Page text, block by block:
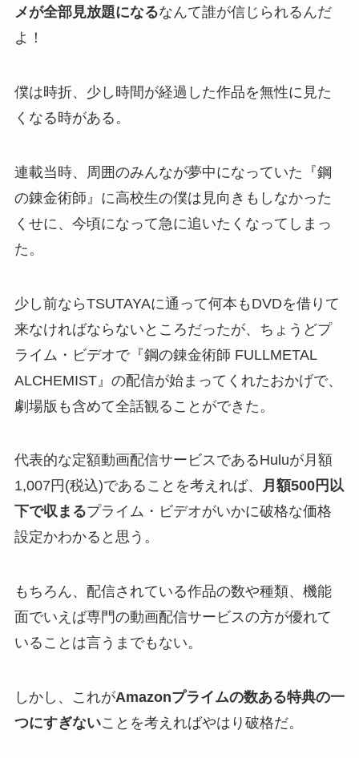
メが全部見放題になるなんて誰が信じられるんだ
よ！
僕は時折、少し時間が経過した作品を無性に見た
くなる時がある。
連載当時、周囲のみんなが夢中になっていた『鋼
の錬金術師』に高校生の僕は見向きもしなかった
くせに、今頃になって急に追いたくなってしまっ
た。
少し前ならTSUTAYAに通って何本もDVDを借りて
来なければならないところだったが、ちょうどプ
ライム・ビデオで『鋼の錬金術師 FULLMETAL
ALCHEMIST』の配信が始まってくれたおかげで、
劇場版も含めて全話観ることができた。
代表的な定額動画配信サービスであるHuluが月額
1,007円(税込)であることを考えれば、
月額500円以
下で収まるプライム・ビデオがいかに破格な価格
設定かわかると思う。
もちろん、配信されている作品の数や種類、機能
面でいえば専門の動画配信サービスの方が優れて
いることは言うまでもない。
しかし、これがAmazonプライムの数ある特典の一
つにすぎないことを考えればやはり破格だ。